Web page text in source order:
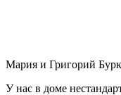
Мария и Григорий
У нас в доме